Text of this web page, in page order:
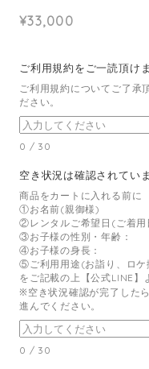
¥33,000
ご利用規約をご一読頂け
ご利用規約についてご了承
ださい。
0 / 30
空き状況は確認されてい
商品をカートに入れる前に
①お名前(親御様)
②レンタルご希望日(ご着
③お子様の性別・年齢：
④お子様の身長：
⑤ご利用用途(お詣り、ロケ
をご記載の上【公式LINE】
※空き状況確認が完了した
進んでください。
0 / 30